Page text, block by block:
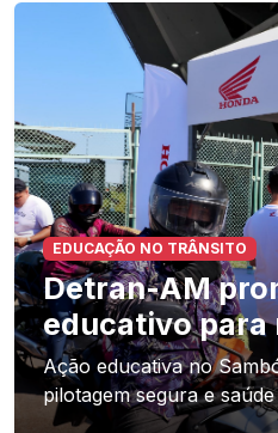
EDUCAÇÃO NO TRÂNSITO
Detran-AM
educativo
Ação educativa no
pilotagem segura e saúde